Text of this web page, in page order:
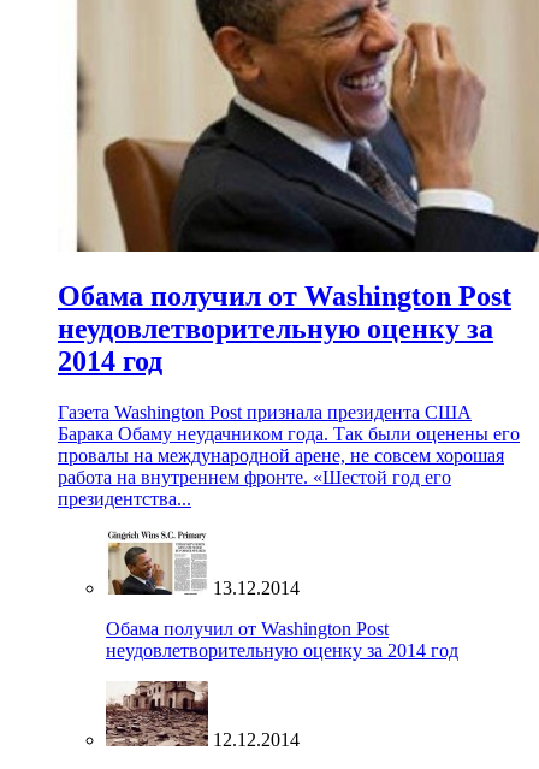
Обама получил от Washington Post
неудовлетворительную оценку за
2014 год
Газета Washington Post признала президента США
Барака Обаму неудачником года. Так были оценены его
провалы на международной арене, не совсем хорошая
работа на внутреннем фронте. «Шестой год его
президентства...
13.12.2014
Обама получил от Washington Post
неудовлетворительную оценку за 2014 год
12.12.2014